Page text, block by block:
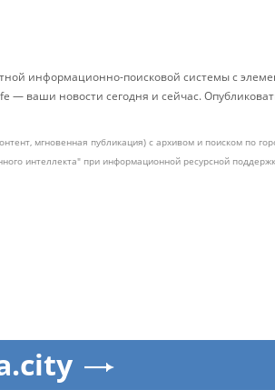
информационно-поисковой системы с
— ваши новости сегодня и сейчас.
мгновенная публикация) с архивом и поиском по
интеллекта" при информационной ресурсной